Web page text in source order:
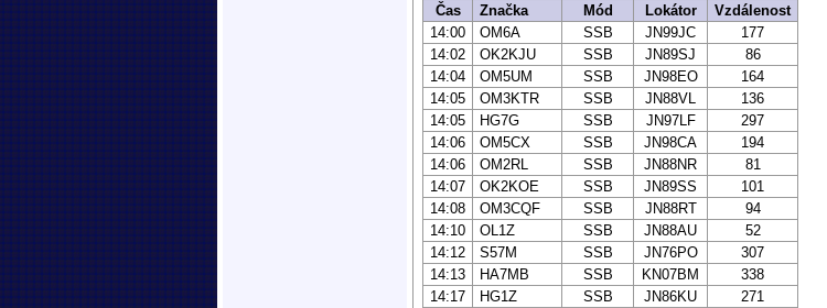
Čas Značka Mód Lokátor
Vzdálenost
14:00
OM6A SSB JN99JC
177
14:02
OK2KJU SSB JN89SJ
86
14:04
OM5UM SSB JN98EO
164
14:05
OM3KTR SSB JN88VL
136
14:05
HG7G SSB JN97LF
297
14:06
OM5CX SSB JN98CA
194
14:06
OM2RL SSB JN88NR
81
14:07
OK2KOE SSB JN89SS
101
14:08
OM3CQF SSB JN88RT
94
14:10
OL1Z SSB JN88AU
52
14:12
S57M SSB JN76PO
307
14:13
HA7MB SSB KN07BM
338
14:17
HG1Z SSB JN86KU
271